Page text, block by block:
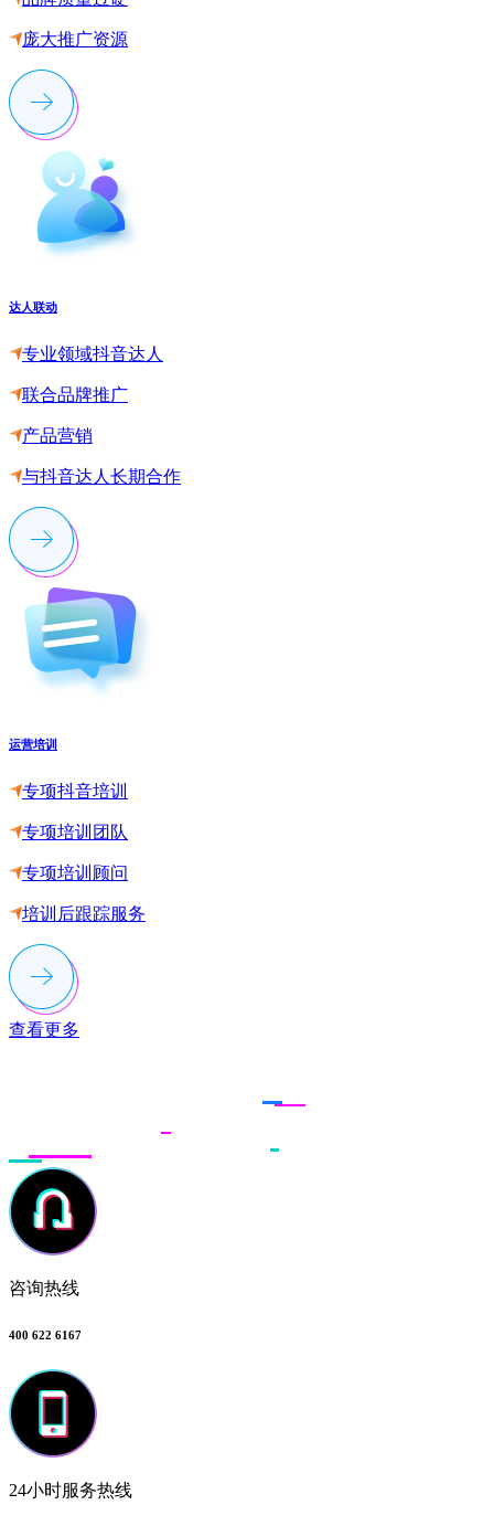
庞大推广资源
达人联动
专业领域抖音达人
联合品牌推广
产品营销
与抖音达人长期合作
运营培训
专项抖音培训
专项培训团队
专项培训顾问
培训后跟踪服务
查看更多
咨询热线
400 622 6167
24小时服务热线